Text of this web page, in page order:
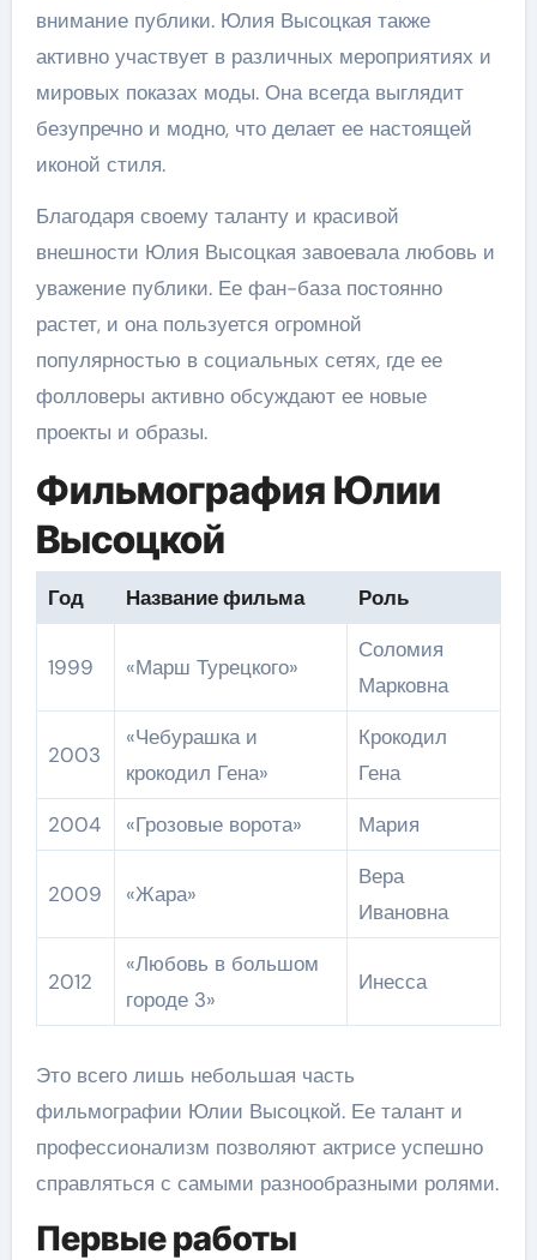
внимание публики. Юлия Высоцкая также
активно участвует в различных мероприятиях и
мировых показах моды. Она всегда выглядит
безупречно и модно, что делает ее настоящей
иконой стиля.
Благодаря своему таланту и красивой
внешности Юлия Высоцкая завоевала любовь и
уважение публики. Ее фан-база постоянно
растет, и она пользуется огромной
популярностью в социальных сетях, где ее
фолловеры активно обсуждают ее новые
проекты и образы.
Фильмография Юлии
Высоцкой
Год Название фильма Роль
1999 «Марш Турецкого»
Соломия
Марковна
2003
«Чебурашка и
крокодил Гена»
Крокодил
Гена
2004
«Грозовые ворота» Мария
2009 «Жара»
Вера
Ивановна
2012
«Любовь в большом
городе 3»
Инесса
Это всего лишь небольшая часть
фильмографии Юлии Высоцкой. Ее талант и
профессионализм позволяют актрисе успешно
справляться с самыми разнообразными ролями.
Первые работы